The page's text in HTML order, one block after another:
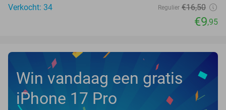
Verkocht: 34
Regulier €16,50
€9,95
Win vandaag een gratis
iPhone 17 Pro